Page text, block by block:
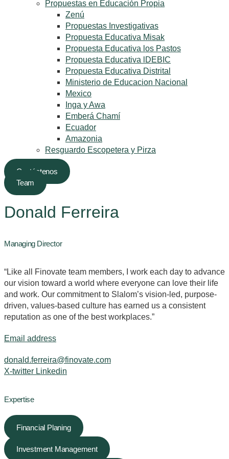
Propuestas en Educación Propia
Zenú
Propuestas Investigativas
Propuesta Educativa Misak
Propuesta Educativa los Pastos
Propuesta Educativa lDEBIC
Propuesta Educativa Distrital
Ministerio de Educacion Nacional
Mexico
Inga y Awa
Emberá Chamí
Ecuador
Amazonia
Resguardo Escopetera y Pirza
Contáctenos
Team
Donald Ferreira
Managing Director
“Like all Finovate team members, I work each day to advance
our vision toward a world where everyone can love their life
and work. Our commitment to Slalom’s vision-led, purpose-
driven, values-based culture has earned us a consistent
reputation as one of the best workplaces.”
Email address
donald.ferreira@finovate.com
X-twitter Linkedin
Expertise
Financial Planing
Investment Management